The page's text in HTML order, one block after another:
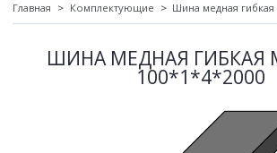
Главная Комплектующие Шина медная гибкая
ШИНА МЕДНАЯ ГИБКАЯ
100*1*4*2000